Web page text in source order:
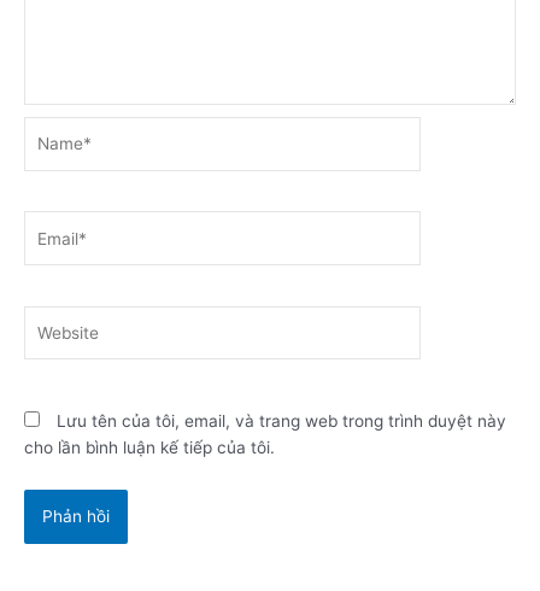
Lưu tên của tôi, email, và trang web trong trình duyệt này
cho lần bình luận kế tiếp của tôi.